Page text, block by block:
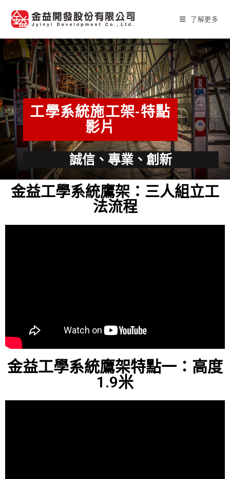
了解更多
工學系統施工架-特點
影片
誠信、專業、創新
金益工學系統鷹架：三人組立工
法流程
金益工學系統鷹架特點一：高度
1.9米